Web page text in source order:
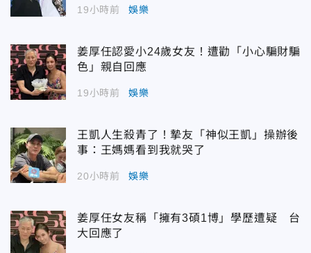
19小時前 娛樂
姜厚任認愛小24歲女友！遭勸「小心騙財騙
色」親自回應
19小時前 娛樂
王凱人生殺青了！摯友「神似王凱」操辦後
事：王媽媽看到我就哭了
20小時前 娛樂
姜厚任女友稱「擁有3碩1博」學歷遭疑 台
大回應了